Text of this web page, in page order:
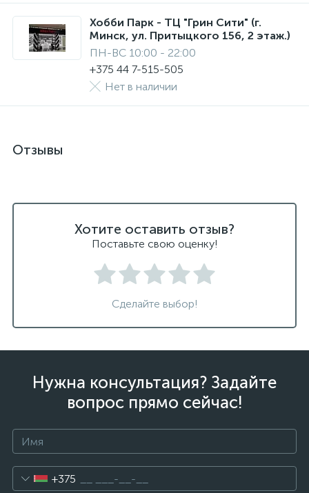
Хобби Парк - ТЦ "Грин Сити" (г.
Минск, ул. Притыцкого 156, 2 этаж.)
ПН-ВС 10:00 - 22:00
+375 44 7-515-505
Нет в наличии
Отзывы
Хотите оставить отзыв?
Поставьте свою оценку!
Сделайте выбор!
Нужна консультация? Задайте
вопрос прямо сейчас!
+375